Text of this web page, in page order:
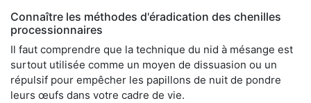
Connaître les méthodes d'éradication des chenilles
processionnaires
Il faut comprendre que la technique du nid à mésange est
surtout utilisée comme un moyen de dissuasion ou un
répulsif pour empêcher les papillons de nuit de pondre
leurs œufs dans votre cadre de vie.